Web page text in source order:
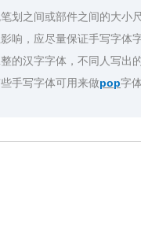
之间或部件之间的大小
响，应尽量保证手写字
的汉字字体，不同人写
手写字体可用来做pop字